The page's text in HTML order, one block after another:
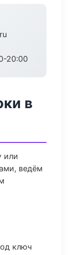
20:00
в
или
ведём
ключ